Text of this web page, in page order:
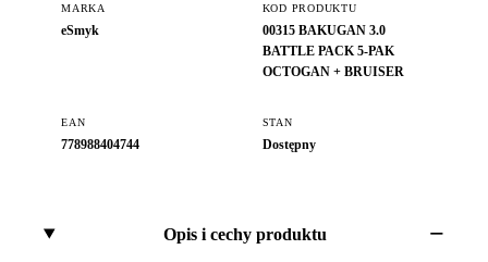
MARKA
eSmyk
KOD PRODUKTU
00315 BAKUGAN 3.0
BATTLE PACK 5-PAK
OCTOGAN + BRUISER
EAN
778988404744
STAN
Dostępny
Opis i cechy produktu